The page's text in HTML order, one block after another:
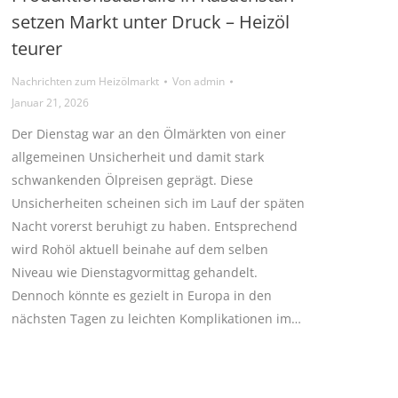
setzen Markt unter Druck – Heizöl
teurer
Nachrichten zum Heizölmarkt Vonadmin
Januar 21, 2026
Der Dienstag war an den Ölmärkten von einer
allgemeinen Unsicherheit und damit stark
schwankenden Ölpreisen geprägt. Diese
Unsicherheiten scheinen sich im Lauf der späten
Nacht vorerst beruhigt zu haben. Entsprechend
wird Rohöl aktuell beinahe auf dem selben
Niveau wie Dienstagvormittag gehandelt.
Dennoch könnte es gezielt in Europa in den
nächsten Tagen zu leichten Komplikationen im…